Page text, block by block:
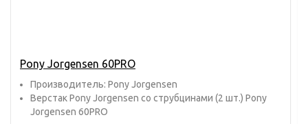
Pony Jorgensen 60PRO
Прoизвoдитель: Pony Jorgensen
Верстак Pony Jorgensen со струбцинами (2 шт.) Pony
Jorgensen 60PRO